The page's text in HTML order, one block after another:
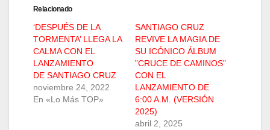
Relacionado
‘DESPUÉS DE LA
TORMENTA’ LLEGA LA
CALMA CON EL
LANZAMIENTO
DE SANTIAGO CRUZ
noviembre 24, 2022
En «Lo Más TOP»
SANTIAGO CRUZ
REVIVE LA MAGIA DE
SU ICÓNICO ÁLBUM
”CRUCE DE CAMINOS”
CON EL
LANZAMIENTO DE
6:00 A.M. (VERSIÓN
2025)
abril 2, 2025